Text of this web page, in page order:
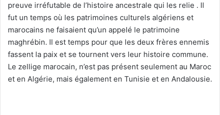
preuve irréfutable de l’histoire ancestrale qui les relie . Il
fut un temps où les patrimoines culturels algériens et
marocains ne faisaient qu’un appelé le patrimoine
maghrébin. Il est temps pour que les deux frères ennemis
fassent la paix et se tournent vers leur histoire commune.
Le zellige marocain, n’est pas présent seulement au Maroc
et en Algérie, mais également en Tunisie et en Andalousie.